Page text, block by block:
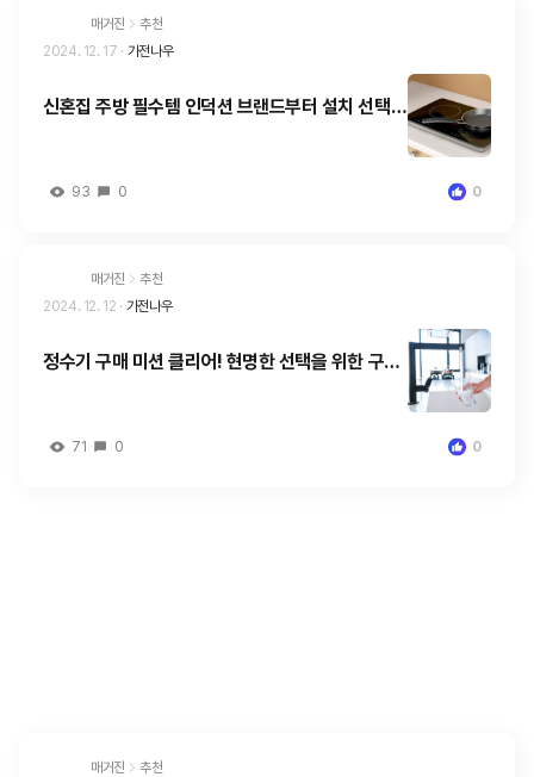
매거진
추천
2024. 12. 17 · 가전나우
신혼집 주방 필수템 인덕션 브랜드부터 설치 선택까
93 0 0
매거진
추천
2024. 12. 12 · 가전나우
정수기 구매 미션 클리어! 현명한 선택을 위한 구매
71 0 0
매거진
추천